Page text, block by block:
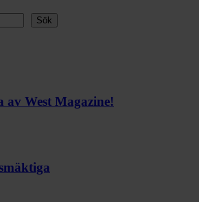
Sök
av West Magazine!